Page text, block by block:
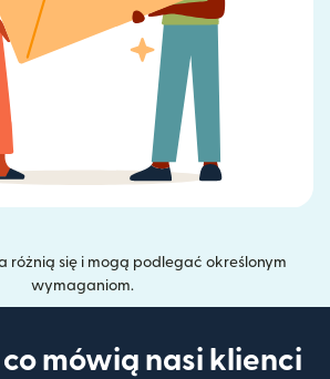
różnią się i mogą podlegać określonym
wymaganiom.
mówią nasi klienci